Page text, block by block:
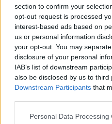
section to confirm your
opt-out request is processed
interest-based ads based on
us or personal information
your opt-out. You may
disclosure of your personal
IAB’s list of downstream
also be disclosed by us to third
Downstream Participants that
Personal Data Processing
Скъпи форум
Ако вие искате да се
форума и да участвате в
искате да започнете своя
първо ще трябва да
регистрирайте се, ако
Ние очакваме с
посещение във форума!